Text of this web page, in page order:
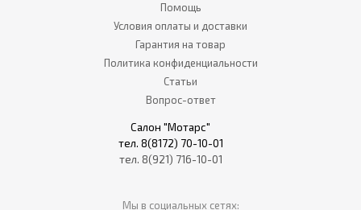
Помощь
Условия оплаты и доставки
Гарантия на товар
Политика конфиденциальности
Статьи
Вопрос-ответ
Салон "Мотарс"
тел. 8(8172) 70-10-01
тел. 8(921) 716-10-01
Мы в социальных сетях: